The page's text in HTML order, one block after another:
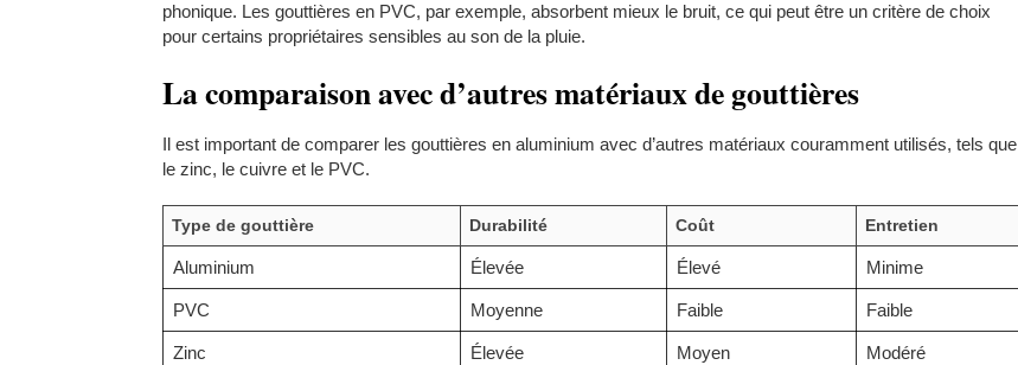
phonique. Les gouttières en PVC, par exemple, absorbent mieux le bruit, ce qui peut être un critère de choix
pour certains propriétaires sensibles au son de la pluie.
La comparaison avec d’autres matériaux de gouttières
Il est important de comparer les gouttières en aluminium avec d’autres matériaux couramment utilisés, tels que
le zinc, le cuivre et le PVC.
Type de gouttière Durabilité Coût Entretien
Aluminium Élevée Élevé Minime
PVC Moyenne Faible Faible
Zinc Élevée Moyen Modéré